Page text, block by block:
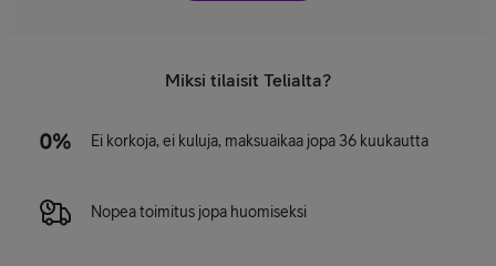
Miksi tilaisit Telialta?
Ei korkoja, ei kuluja, maksuaikaa jopa 36 kuukautta
Nopea toimitus jopa huomiseksi